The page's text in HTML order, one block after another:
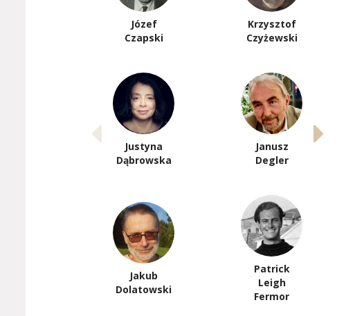
Józef
Czapski
Krzysztof
Czyżewski
Justyna
Dąbrowska
Janusz
Degler
Jakub
Dolatowski
Patrick
Leigh
Fermor